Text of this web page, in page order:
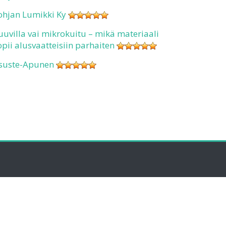
Lumikki Ky
vai mikrokuitu – mikä materiaali
alusvaatteisiin parhaiten
Apunen